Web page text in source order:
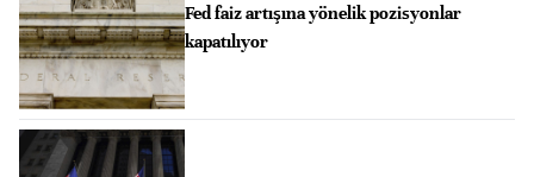
Fed faiz artışına yönelik pozisyonlar
kapatılıyor